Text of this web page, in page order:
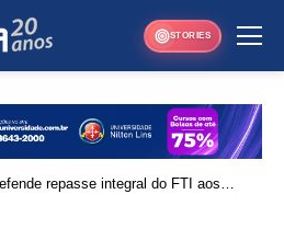
STORIES
repasse integral do FTI aos